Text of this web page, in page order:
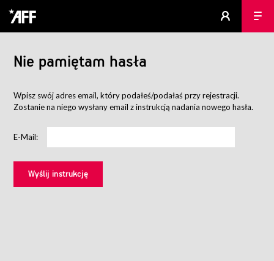
Nie pamiętam hasła
Wpisz swój adres email, który podałeś/podałaś przy rejestracji.
Zostanie na niego wysłany email z instrukcją nadania nowego hasła.
E-Mail: